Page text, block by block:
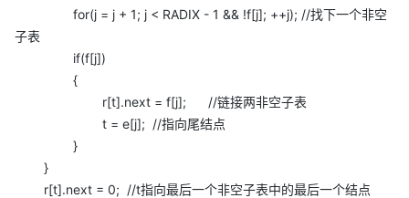
for(j = j + 1; j < RADIX - 1 && !f[j]; ++j); //找下一个非空
子表
if(f[j])
{
r[t].next = f[j]; //链接两非空子表
t = e[j]; //指向尾结点
}
}
r[t].next = 0; //t指向最后一个非空子表中的最后一个结点